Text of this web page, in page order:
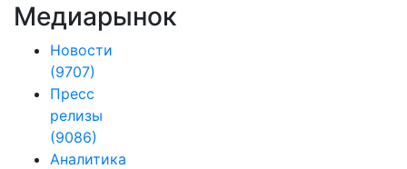
Медиарынок
Новости
(9707)
Пресс
релизы
(9086)
Аналитика